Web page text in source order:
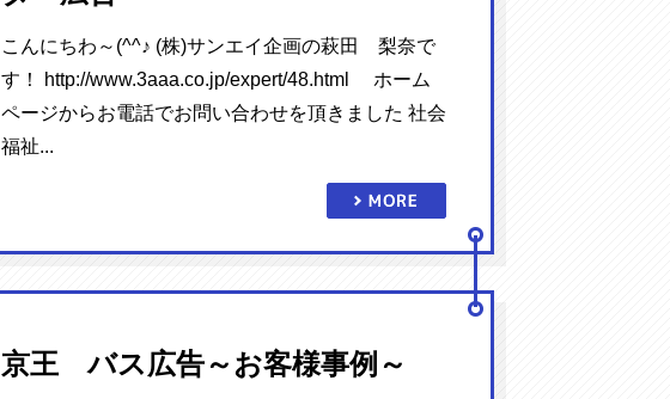
こんにちわ～(^^♪ (株)サンエイ企画の萩田 梨奈で
す！ http://www.3aaa.co.jp/expert/48.html ホーム
ページからお電話でお問い合わせを頂きました 社会
福祉...
京王 バス広告～お客様事例～